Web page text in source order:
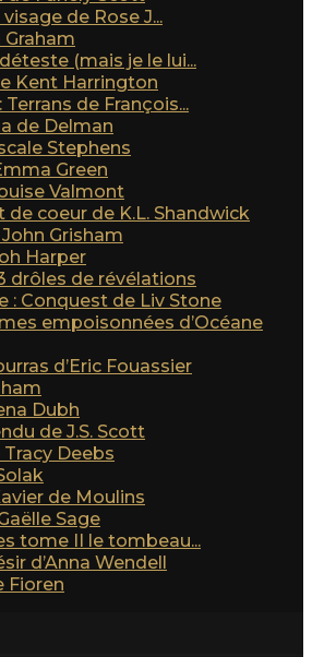
de Rose J...
Graham
(mais je le lui...
Kent Harrington
de François...
de Delman
Stephens
Green
Valmont
coeur de K.L. Shandwick
Grisham
Harper
drôles de révélations
: Conquest de Liv Stone
empoisonnées d’Océane
d’Eric Fouassier
Dubh
de J.S. Scott
Deebs
de Moulins
Sage
tome II le tombeau...
d’Anna Wendell
Fioren